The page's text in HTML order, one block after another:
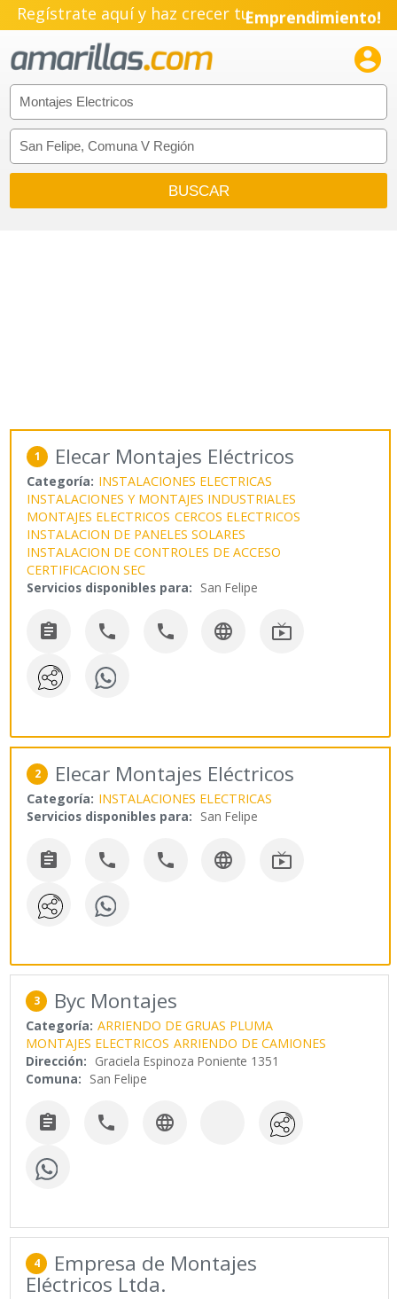
Regístrate aquí y haz crecer tuEmprendimiento!

1 Elecar Montajes Eléctricos
Categoría: INSTALACIONES ELECTRICAS
INSTALACIONES Y MONTAJES INDUSTRIALES
MONTAJES ELECTRICOS CERCOS ELECTRICOS
INSTALACION DE PANELES SOLARES
INSTALACION DE CONTROLES DE ACCESO
CERTIFICACION SEC
Servicios disponibles para: San Felipe
    
2 Elecar Montajes Eléctricos
Categoría: INSTALACIONES ELECTRICAS
Servicios disponibles para: San Felipe
    
3 Byc Montajes
Categoría: ARRIENDO DE GRUAS PLUMA
MONTAJES ELECTRICOS ARRIENDO DE CAMIONES
Dirección: Graciela Espinoza Poniente 1351
Comuna: San Felipe
  
4 Empresa de Montajes
Eléctricos Ltda.